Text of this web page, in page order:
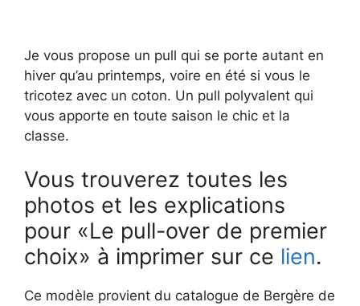
Je vous propose un pull qui se porte autant en
hiver qu’au printemps, voire en été si vous le
tricotez avec un coton. Un pull polyvalent qui
vous apporte en toute saison le chic et la
classe.
Vous trouverez toutes les
photos et les explications
pour «Le pull-over de premier
choix» à imprimer sur ce lien.
Ce modèle provient du catalogue de Bergère de